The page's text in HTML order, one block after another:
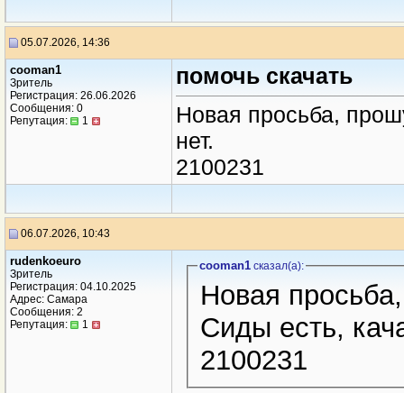
05.07.2026, 14:36
cooman1
Зритель
Регистрация: 26.06.2026
Сообщения: 0
Репутация:
1
помочь скачать
Новая просьба,
нет.
2100231
06.07.2026, 10:43
rudenkoeuro
Зритель
Регистрация: 04.10.2025
Адрес: Самара
Сообщения: 2
Репутация:
1
cooman1сказал(a):
Новая
Сиды есть,
2100231